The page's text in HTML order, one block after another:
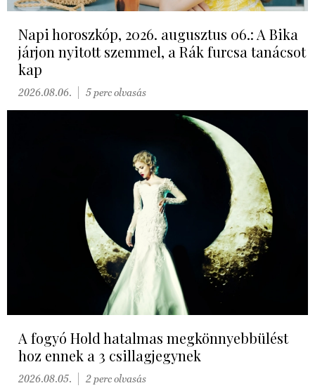
Napi horoszkóp, 2026. augusztus 06.: A Bika
járjon nyitott szemmel, a Rák furcsa tanácsot
kap
2026.08.06. 5 perc olvasás
A fogyó Hold hatalmas megkönnyebbülést
hoz ennek a 3 csillagjegynek
2026.08.05. 2 perc olvasás